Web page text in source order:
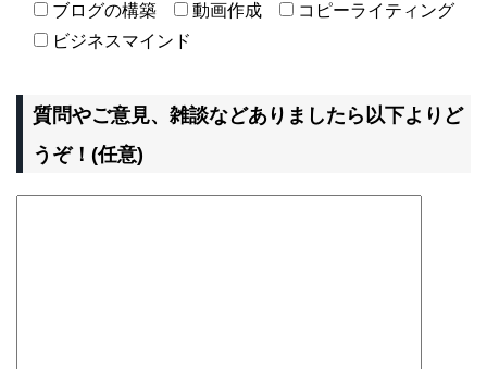
ブログの構築
動画作成
コピーライティング
ビジネスマインド
質問やご意見、雑談などありましたら以下よりど
うぞ！(任意)